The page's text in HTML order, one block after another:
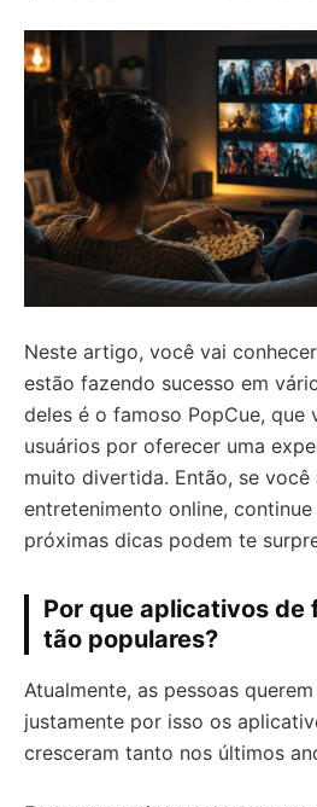
Neste artigo, você vai
estão fazendo sucesso em
deles é o famoso PopCue, que
usuários por oferecer uma
muito divertida. Então, se você
entretenimento online,
próximas dicas podem te
Por que aplicativos de
tão populares?
Atualmente, as pessoas
justamente por isso os
cresceram tanto nos últimos